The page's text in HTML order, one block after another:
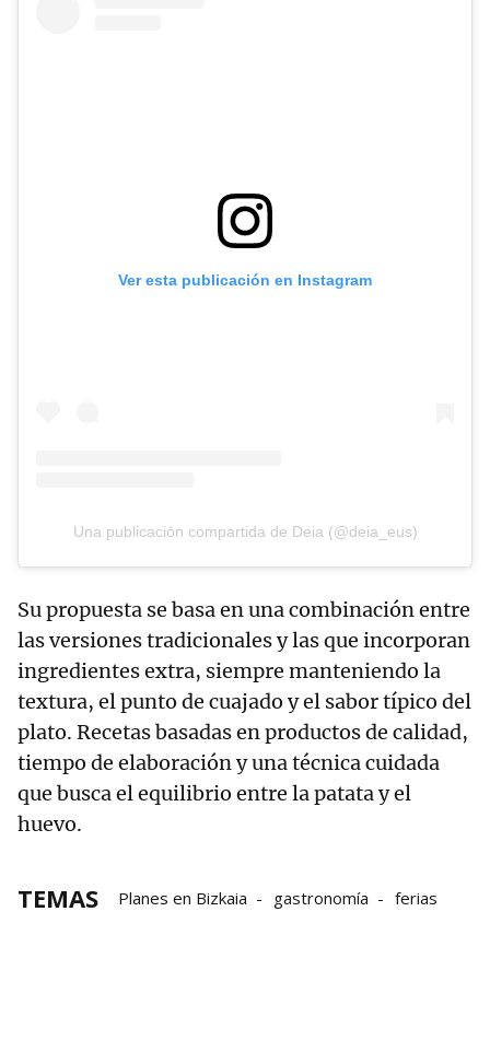
Ver esta publicación en Instagram
Una publicación compartida de Deia (@deia_eus)
Su propuesta se basa en una combinación entre
las versiones tradicionales y las que incorporan
ingredientes extra, siempre manteniendo la
textura, el punto de cuajado y el sabor típico del
plato. Recetas basadas en productos de calidad,
tiempo de elaboración y una técnica cuidada
que busca el equilibrio entre la patata y el
huevo.
TEMAS Planes en Bizkaia gastronomía ferias